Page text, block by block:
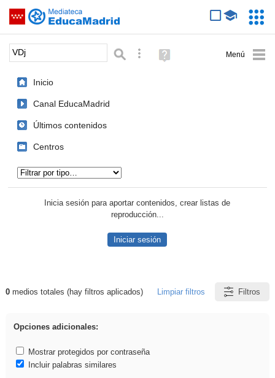
Saltar navegación
Palabra o frase: Búsqueda avanzada
Ayuda
(en
Inicio
Canal EducaMadrid
Últimos contenidos
Centros
Inicia sesión para aportar contenidos, crear listas de
reproducción...
Iniciar sesión
Resultados de: VDj
0medios totales (hay filtros aplicados) Limpiar filtros Filtros
Opciones adicionales:
Mostrar protegidos por contraseña
Incluir palabras similares